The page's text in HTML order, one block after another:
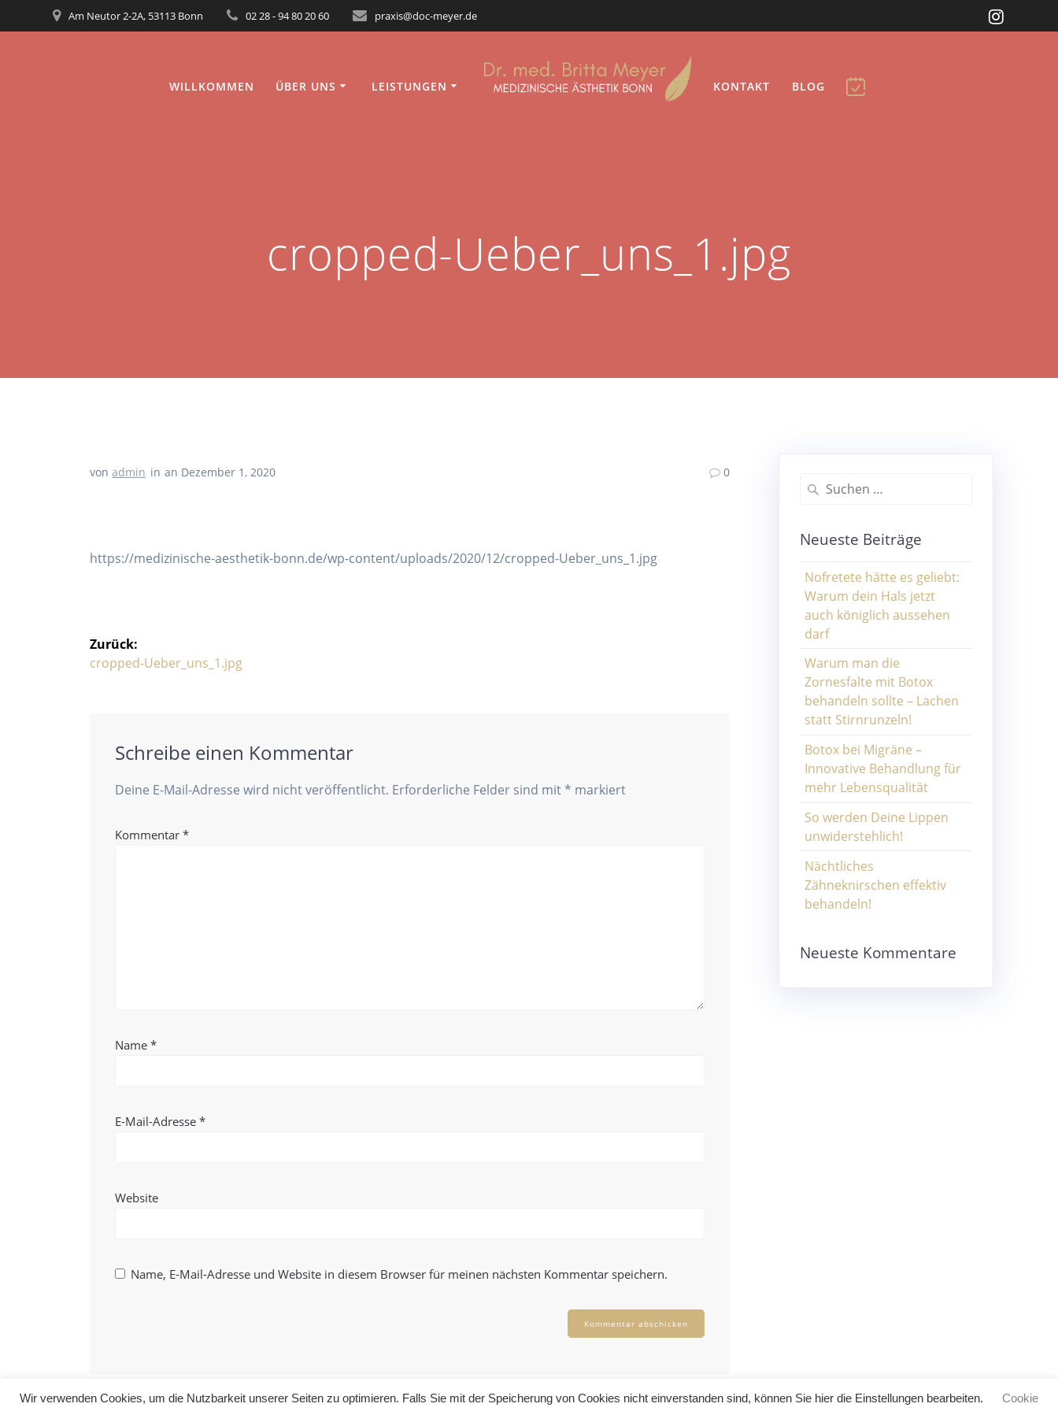
Am Neutor 2-2A, 53113 Bonn 02 28 - 94 80 20 60 praxis@doc-meyer.de
WILLKOMMEN ÜBER UNS LEISTUNGEN KONTAKT BLOG
cropped-Ueber_uns_1.jpg
vonadmin in an Dezember 1, 2020 0
https://medizinische-aesthetik-bonn.de/wp-content/uploads/2020/12/cropped-Ueber_uns_1.jpg
Zurück:
cropped-Ueber_uns_1.jpg
Schreibe einen Kommentar
Deine E-Mail-Adresse wird nicht veröffentlicht. Erforderliche Felder sind mit * markiert
Kommentar*
Name*
E-Mail-Adresse*
Website
Name, E-Mail-Adresse und Website in diesem Browser für meinen nächsten Kommentar speichern.
Neueste Beiträge
Nofretete hätte es geliebt:
Warum dein Hals jetzt
auch königlich aussehen
darf
Warum man die
Zornesfalte mit Botox
behandeln sollte – Lachen
statt Stirnrunzeln!
Botox bei Migräne –
Innovative Behandlung für
mehr Lebensqualität
So werden Deine Lippen
unwiderstehlich!
Nächtliches
Zähneknirschen effektiv
behandeln!
Neueste Kommentare
Wir verwenden Cookies, um die Nutzbarkeit unserer Seiten zu optimieren. Falls Sie mit der Speicherung von Cookies nicht einverstanden sind, können Sie hier die Einstellungen bearbeiten. Cookie